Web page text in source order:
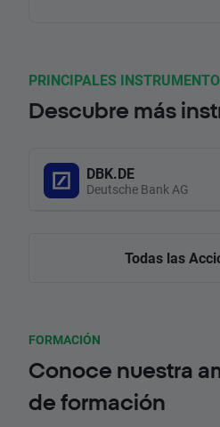
PRINCIPALES
Descubre más
DBK.DE
Deutsche Bank AG
Todas las
FORMACIÓN
Conoce nuestra
de formación